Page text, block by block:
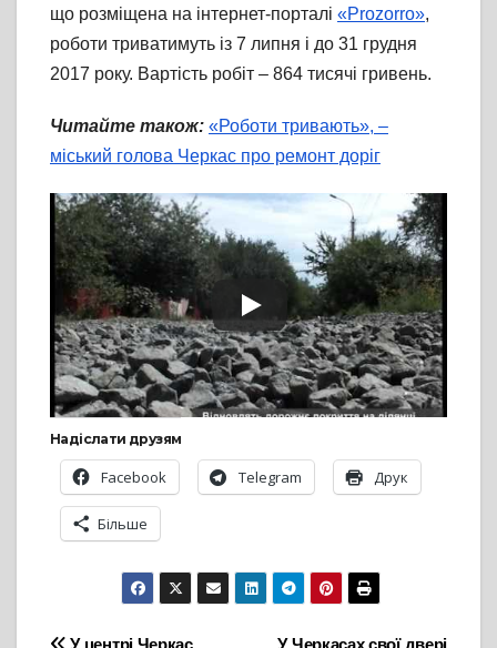
що розміщена на інтернет-порталі «Рrozorro»,
роботи триватимуть із 7 липня і до 31 грудня
2017 року. Вартість робіт – 864 тисячі гривень.
Читайте також: «Роботи тривають», –
міський голова Черкас про ремонт доріг
Надіслати друзям
Facebook Telegram Друк
Більше